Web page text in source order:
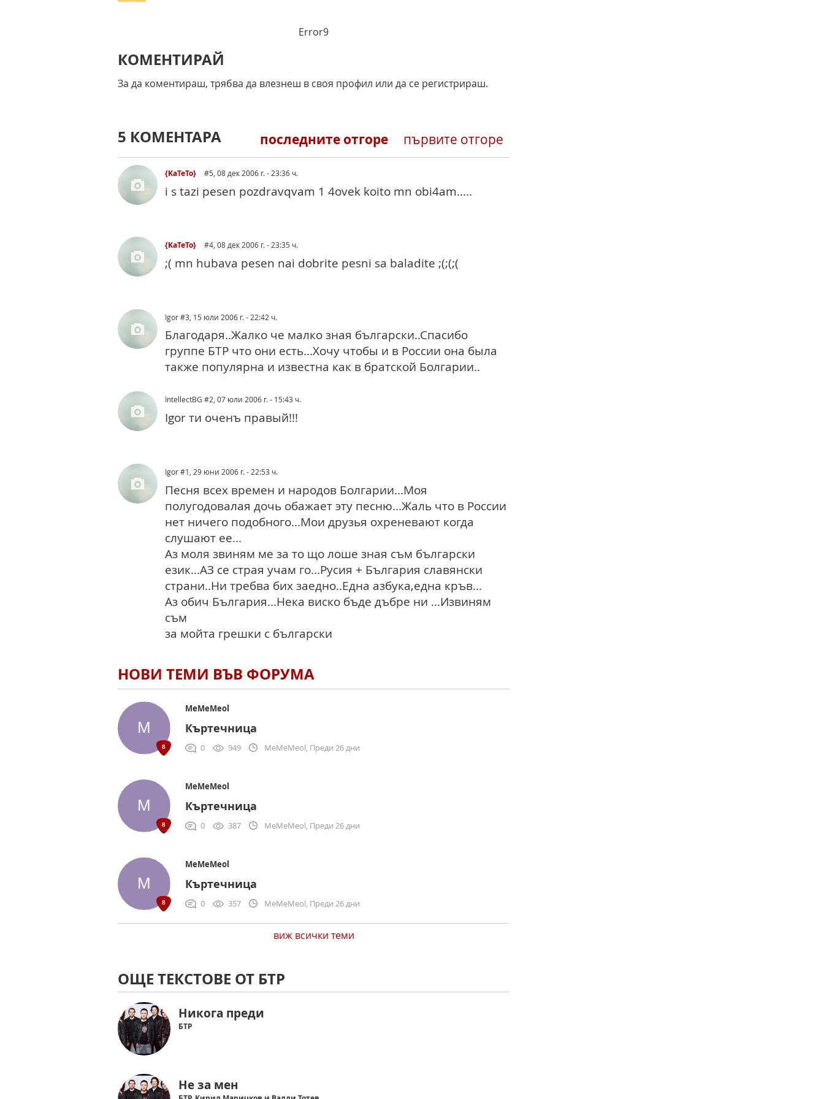
Error9
КОМЕНТИРАЙ
За да коментираш, трябва да влезнеш в своя профил или да се регистрираш.
последните отгоре първите отгоре
5 КОМЕНТАРА
{KaTeTo} #5 , 08 дек 2006 г. - 23:36 ч.
i s tazi pesen pozdravqvam 1 4ovek koito mn obi4am.....
{KaTeTo} #4, 08 дек 2006 г. - 23:35 ч.
;( mn hubava pesen nai dobrite pesni sa baladite ;(;(;(
Igor#3 , 15 юли 2006 г. - 22:42 ч.
Благодаря..Жалко че малко зная български..Спасибо
группе БТР что они есть...Хочу чтобы и в России она была
также популярна и известна как в братской Болгарии..
IntellectBG #2 , 07 юли 2006 г. - 15:43 ч.
Igor ти оченъ правый!!!
Igor#1 , 29 юни 2006 г. - 22:53 ч.
Песня всех времен и народов Болгарии...Моя
полугодовалая дочь обажает эту песню...Жаль что в России
нет ничего подобного...Мои друзья охреневают когда
слушают ее...
Аз моля звиням ме за то що лоше зная съм български
език...АЗ се страя учам го...Русия + България славянски
страни..Ни требва бих заедно..Една азбука,една кръв...
Аз обич България...Нека виско бъде дъбре ни ...Извиням
съм
за мойта грешки с български
НОВИ ТЕМИ ВЪВ ФОРУМА
MeMeMeol
Къртечница
0 949 MeMeMeol, Преди 26 дни
MeMeMeol
Къртечница
0 387 MeMeMeol, Преди 26 дни
MeMeMeol
Къртечница
0 357 MeMeMeol, Преди 26 дни
виж всички теми
ОЩЕ ТЕКСТОВЕ ОТ БТР
Никога преди
БТР
Не за мен